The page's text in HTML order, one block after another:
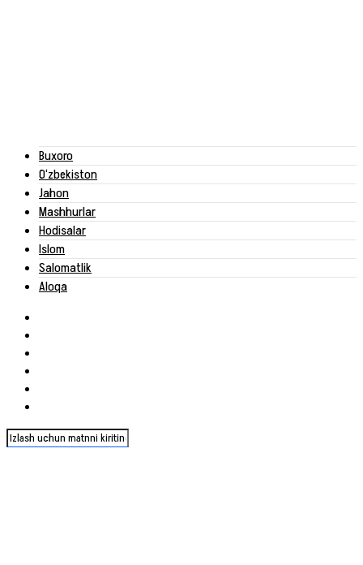
Buxoro
O‘zbekiston
Jahon
Mashhurlar
Hodisalar
Islom
Salomatlik
Aloqa